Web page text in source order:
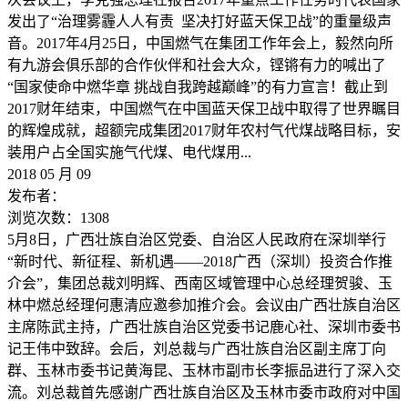
发出了“治理雾霾人人有责 坚决打好蓝天保卫战”的重量级声
音。2017年4月25日，中国燃气在集团工作年会上，毅然向所
有九游会俱乐部的合作伙伴和社会大众，铿锵有力的喊出了
“国家使命中燃华章 挑战自我跨越巅峰”的有力宣言！截止到
2017财年结束，中国燃气在中国蓝天保卫战中取得了世界瞩目
的辉煌成就，超额完成集团2017财年农村气代煤战略目标，安
装用户占全国实施气代煤、电代煤用...
2018 05 月 09
发布者：
浏览次数： 1308
5月8日，广西壮族自治区党委、自治区人民政府在深圳举行
“新时代、新征程、新机遇——2018广西（深圳）投资合作推
介会”，集团总裁刘明辉、西南区域管理中心总经理贺骏、玉
林中燃总经理何惠清应邀参加推介会。会议由广西壮族自治区
主席陈武主持，广西壮族自治区党委书记鹿心社、深圳市委书
记王伟中致辞。会后，刘总裁与广西壮族自治区副主席丁向
群、玉林市委书记黄海昆、玉林市副市长李振品进行了深入交
流。刘总裁首先感谢广西壮族自治区及玉林市委市政府对中国